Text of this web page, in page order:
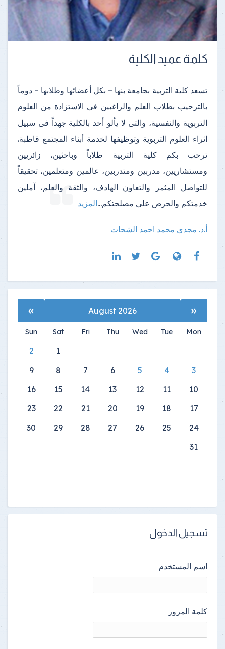
كلمة عميد الكلية
تسعد كلية التربية بجامعة بنها – بكل أعضائها وطلابها – دوماً
بالترحيب بطلاب العلم والراغبين فى الاستزادة من العلوم
التربوية والنفسية، والتى لا يألو أحد بالكلية جهداً فى سبيل
اثراء العلوم التربوية وتوظيفها لخدمة أبناء المجتمع قاطبة.
ترحب بكم كلية التربية طلاباً وباحثين، زائريين
ومستشاريين، مدربين ومتدربين، عالمين ومتعلمين، تحقيقاً
للتواصل المثمر والتعاون الهادف، والثقة والعلم، آملين
خدمتكم والحرص على مصلحتكم...المزيد
أ.د. مجدى محمد احمد الشحات
«
August 2026
»
Mon
Tue
Wed
Thu
Fri
Sat
Sun
1
2
3
4
5
6
7
8
9
10
11
12
13
14
15
16
17
18
19
20
21
22
23
24
25
26
27
28
29
30
31
تسجيل الدخول
اسم المستخدم
كلمة المرور